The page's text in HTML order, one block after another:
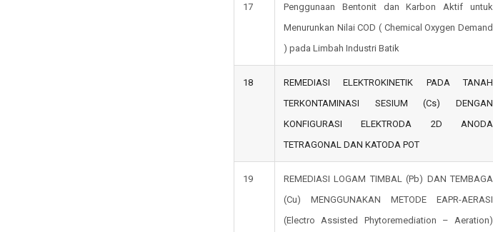
17
Penggunaan Bentonit dan Karbon Aktif untuk
Menurunkan Nilai COD ( Chemical Oxygen Demand
) pada Limbah Industri Batik
18
REMEDIASI ELEKTROKINETIK PADA TANAH
TERKONTAMINASI SESIUM (Cs) DENGAN
KONFIGURASI ELEKTRODA 2D ANODA
TETRAGONAL DAN KATODA POT
19
REMEDIASI LOGAM TIMBAL (Pb) DAN TEMBAGA
(Cu) MENGGUNAKAN METODE EAPR-AERASI
(Electro Assisted Phytoremediation – Aeration)